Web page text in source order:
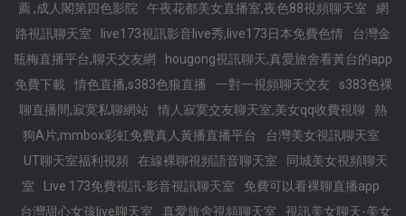
薦 ,成人閣第四色影院
午夜花都美女直播室,夜色88視頻聊天室
網
路視訊聊天室
live173視訊影音live秀,live173日本免費色情
台灣金
瓶梅直播平台,聊天交友網
hougong視訊聊天,真愛旅舍看黃台的app
免費下載
情色直播,s383色狼直播 一對一視頻聊天交友
s383色裸
聊直播間,寂寞私聊網站
情人寂寞交友聊天室,美女qq收費視聊
熱
狗A片,mmbox彩虹免費真人黃播直播平台
台灣美女視訊聊天室
UT聊天室福利視頻
在線裸聊視頻語音聊天室
同城美女視頻聊天
室
Live 173免費視訊-影音視訊聊天室
免費可以看裸聊直播app
台灣甜心女孩live聊天室
真愛旅舍視頻聊天室 視訊美女聊天-美女